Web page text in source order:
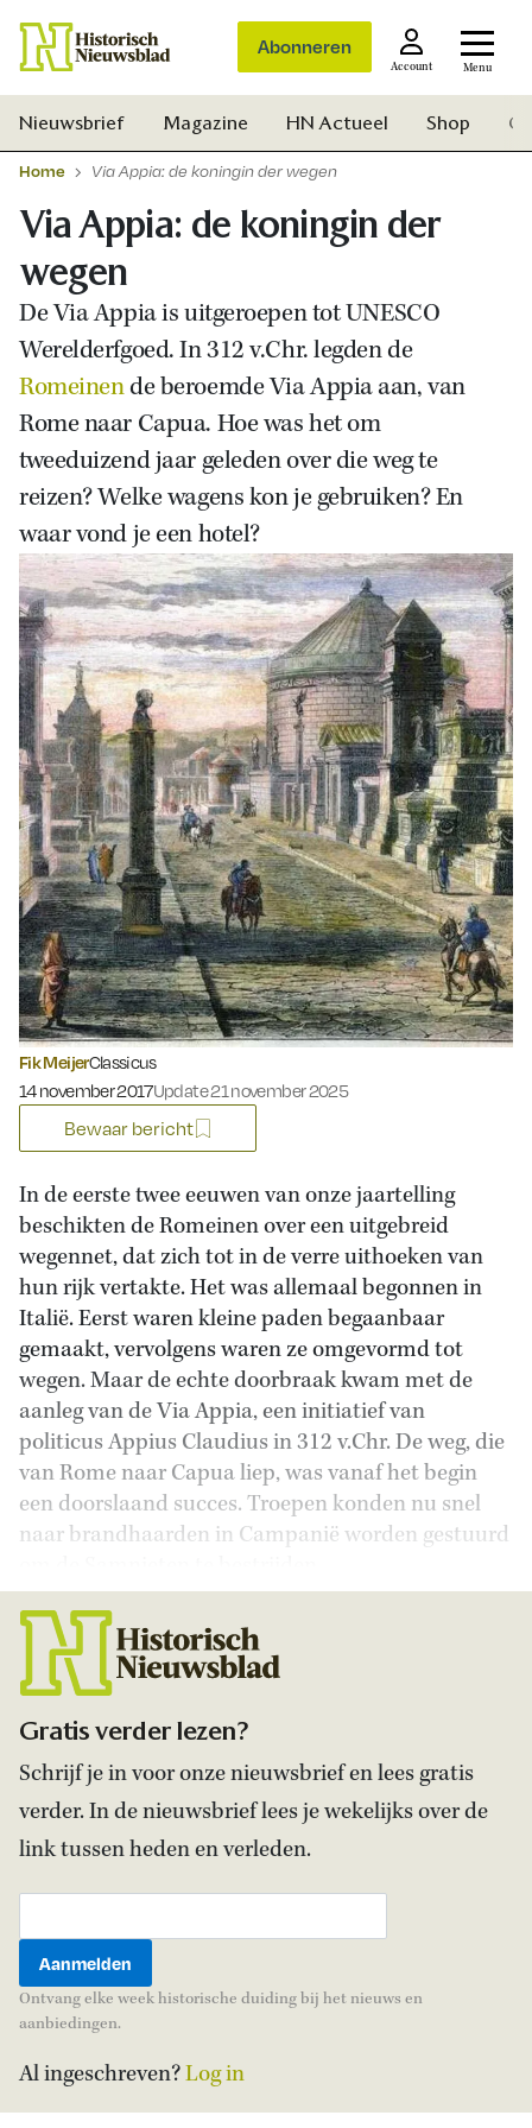
Abonneren
Account Menu
Zoek
Nieuwsbrief Magazine HN Actueel Shop
Home Via Appia: de koningin der wegen
Via Appia: de koningin der
wegen
De Via Appia is uitgeroepen tot UNESCO
Werelderfgoed.In 312 v.Chr. legden de
Romeinende beroemde Via Appia aan, van
Rome naar Capua. Hoe was het om
tweeduizend jaar geleden over die weg te
reizen? Welke wagens kon je gebruiken? En
waar vond je een hotel?
Fik MeijerClassicus
Gepubliceerd op:
14 november 2017Update 21 november 2025
Bewaar bericht
In de eerste twee eeuwen van onze jaartelling
beschikten de Romeinen over een uitgebreid
wegennet, dat zich tot in de verre uithoeken van
hun rijk vertakte. Het was allemaal begonnen in
Italië. Eerst waren kleine paden begaanbaar
gemaakt, vervolgens waren ze omgevormd tot
wegen. Maar de echte doorbraak kwam met de
aanleg van de Via Appia, een initiatief van
politicus Appius Claudius in 312 v.Chr. De weg, die
van Rome naar Capua liep, was vanaf het begin
een doorslaand succes. Troepen konden nu snel
naar brandhaarden in Campanië worden gestuurd
Gratis verder lezen?
Schrijf je in voor onze nieuwsbrief en lees gratis
verder. In de nieuwsbrief lees je wekelijks over de
link tussen heden en verleden.
Ontvang elke week historische duiding bij het nieuws en
aanbiedingen.
Al ingeschreven?Log in